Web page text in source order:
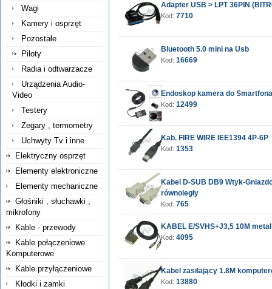
Wagi
Kamery i osprzęt
Pozostałe
Piloty
Radia i odtwarzacze
Urządzenia Audio-
Video
Testery
Zegary , termometry
Uchwyty Tv i inne
Elektryczny osprzęt
Elementy elektroniczne
Elementy mechaniczne
Głośniki , słuchawki ,
mikrofony
Kable - przewody
Kable połączeniowe
Komputerowe
Kable przyłączeniowe
Kłodki i zamki
Adapter USB > LPT 36PIN
Kod: 7710
Bluetooth 5.0 mini na Usb
Kod: 16669
Endoskop kamera do
Kod: 12499
Kab. FIRE WIRE IEE1394 4P-6P
Kod: 1353
Kabel D-SUB DB9 Wtyk-
równoległy
Kod: 765
KABEL E/SVHS+J3,5 10M metal
Kod: 4095
Kabel zasilający 1.8M
Kod: 13880